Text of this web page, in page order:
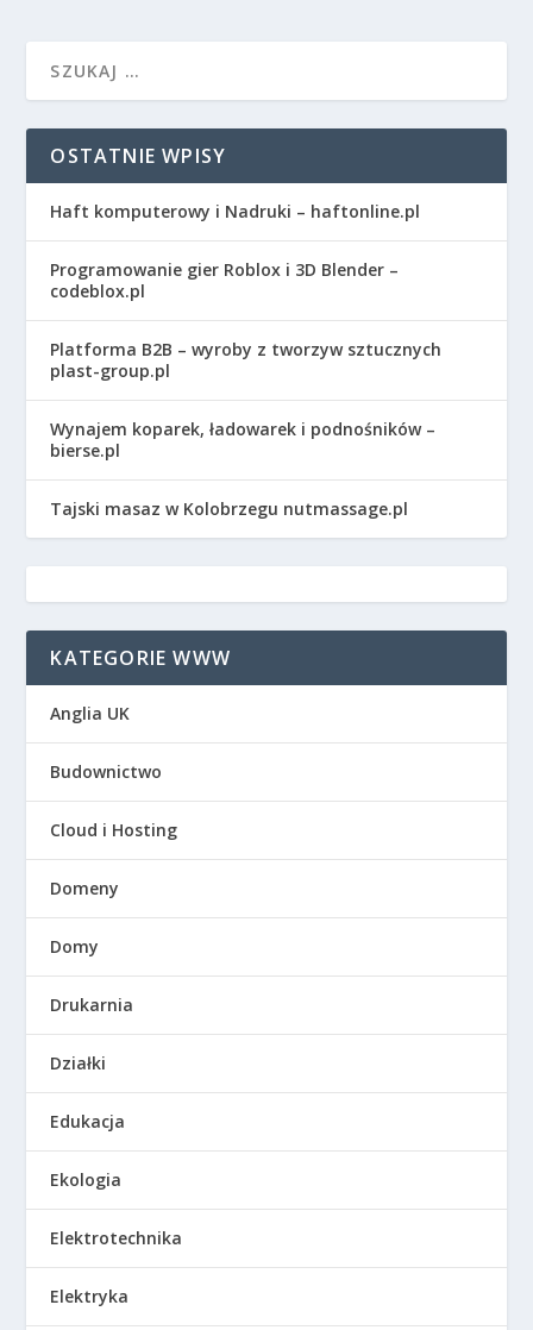
OSTATNIE WPISY
Haft komputerowy i Nadruki – haftonline.pl
Programowanie gier Roblox i 3D Blender –
codeblox.pl
Platforma B2B – wyroby z tworzyw sztucznych
plast-group.pl
Wynajem koparek, ładowarek i podnośników –
bierse.pl
Tajski masaz w Kolobrzegu nutmassage.pl
KATEGORIE WWW
Anglia UK
Budownictwo
Cloud i Hosting
Domeny
Domy
Drukarnia
Działki
Edukacja
Ekologia
Elektrotechnika
Elektryka